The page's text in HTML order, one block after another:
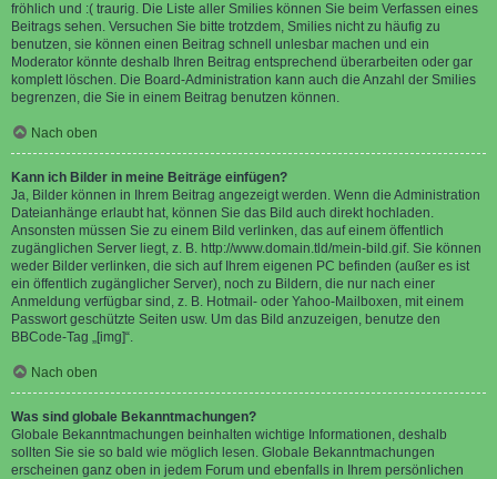
fröhlich und :( traurig. Die Liste aller Smilies können Sie beim Verfassen eines
Beitrags sehen. Versuchen Sie bitte trotzdem, Smilies nicht zu häufig zu
benutzen, sie können einen Beitrag schnell unlesbar machen und ein
Moderator könnte deshalb Ihren Beitrag entsprechend überarbeiten oder gar
komplett löschen. Die Board-Administration kann auch die Anzahl der Smilies
begrenzen, die Sie in einem Beitrag benutzen können.
Nach oben
Kann ich Bilder in meine Beiträge einfügen?
Ja, Bilder können in Ihrem Beitrag angezeigt werden. Wenn die Administration
Dateianhänge erlaubt hat, können Sie das Bild auch direkt hochladen.
Ansonsten müssen Sie zu einem Bild verlinken, das auf einem öffentlich
zugänglichen Server liegt, z. B. http://www.domain.tld/mein-bild.gif. Sie können
weder Bilder verlinken, die sich auf Ihrem eigenen PC befinden (außer es ist
ein öffentlich zugänglicher Server), noch zu Bildern, die nur nach einer
Anmeldung verfügbar sind, z. B. Hotmail- oder Yahoo-Mailboxen, mit einem
Passwort geschützte Seiten usw. Um das Bild anzuzeigen, benutze den
BBCode-Tag „[img]“.
Nach oben
Was sind globale Bekanntmachungen?
Globale Bekanntmachungen beinhalten wichtige Informationen, deshalb
sollten Sie sie so bald wie möglich lesen. Globale Bekanntmachungen
erscheinen ganz oben in jedem Forum und ebenfalls in Ihrem persönlichen